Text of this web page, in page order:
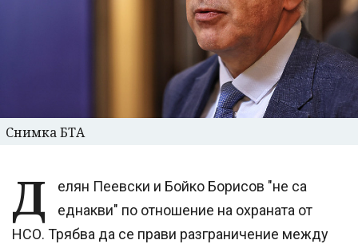
Снимка БТА
Д
елян Пеевски и Бойко Борисов "не са
еднакви" по отношение на охраната от
НСО. Трябва да се прави разграничение между